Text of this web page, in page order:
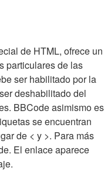
de HTML, ofrece un
particulares de las
ser habilitado por la
deshabilitado del
BBCode asimismo es
se encuentran
de < y >. Para más
El enlace aparece